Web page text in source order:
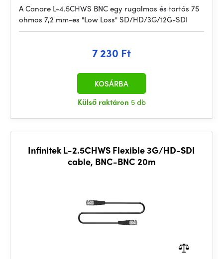
A Canare L-4.5CHWS BNC egy rugalmas és tartós 75
ohmos 7,2 mm-es "Low Loss" SD/HD/3G/12G-SDI
7 230 Ft
Külső raktáron 5 db
KOSÁRBA
Infinitek L-2.5CHWS Flexible 3G/HD-SDI
cable, BNC-BNC 20m